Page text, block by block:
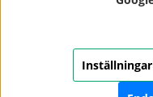
nagellack och makeup
kvalitet, omtanke och
leverans, säkra
Inställningar